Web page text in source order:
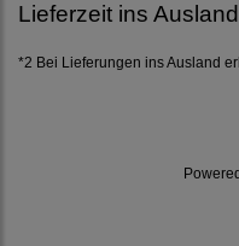
Lieferzeit ins Ausland
*2 Bei Lieferungen ins Ausland